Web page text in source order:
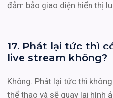
đảm bảo giao diện hiển thị
17. Phát lại tức thì
live stream không?
Không. Phát lại tức thì
thể thao và sẽ quay lại hình